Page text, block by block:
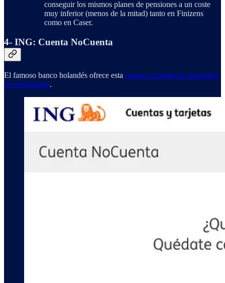
conseguir los mismos planes de pensiones a un coste
muy inferior (menos de la mitad) tanto en Finizens
como en Caser.
4- ING: Cuenta NoCuenta
El famoso banco holandés ofrece esta cuenta corriente sin requisitos
ni condiciones.